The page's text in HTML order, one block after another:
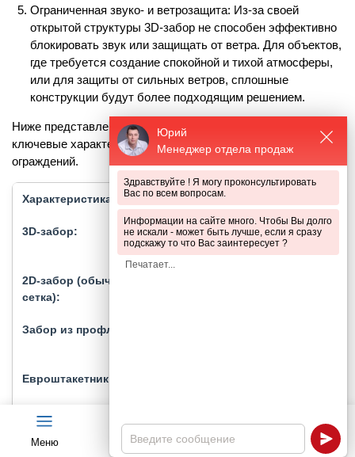
Меню Каталог Калькулятор Чат
Ограниченная звуко- и ветрозащита: Из-за своей
открытой структуры 3D-забор не способен эффективно
блокировать звук или защищать от ветра. Для объектов,
где требуется создание спокойной и тихой атмосферы,
или для защиты от сильных ветров, сплошные
конструкции будут более подходящим решением.
Ниже представлена сравнительная таблица, обобщающая
ключевые характеристики 3D-забора и других видов
ограждений.
Прочность и жесткость
Высокая, за счет ребер
жесткости
Зависит от качества
древесины
Юрий
Менеджер отдела продаж
Здравствуйте ! Я могу проконсультировать
Вас по всем вопросам.
Информации на сайте много. Чтобы Вы долго
не искали - может быть лучше, если я сразу
подскажу то что Вас заинтересует ?